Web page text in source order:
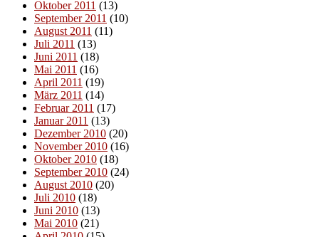
Oktober 2011 (13)
September 2011 (10)
August 2011 (11)
Juli 2011 (13)
Juni 2011 (18)
Mai 2011 (16)
April 2011 (19)
März 2011 (14)
Februar 2011 (17)
Januar 2011 (13)
Dezember 2010 (20)
November 2010 (16)
Oktober 2010 (18)
September 2010 (24)
August 2010 (20)
Juli 2010 (18)
Juni 2010 (13)
Mai 2010 (21)